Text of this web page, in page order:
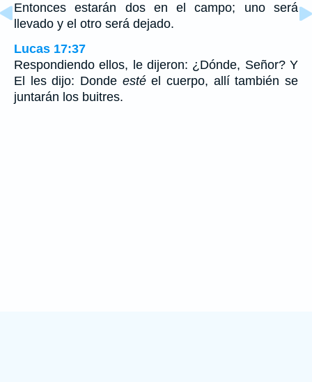
Entonces estarán dos en el campo; uno será
llevado y el otro será dejado.
Lucas 17:37
Respondiendo ellos, le dijeron: ¿Dónde, Señor? Y
El les dijo: Donde estéel cuerpo, allí también se
juntarán los buitres.